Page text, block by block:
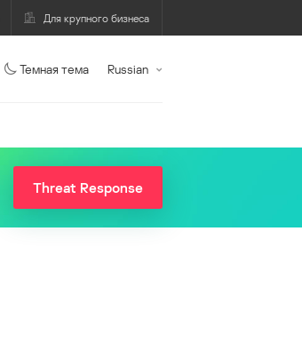
Для крупного бизнеса
Темная тема Russian
Threat Response